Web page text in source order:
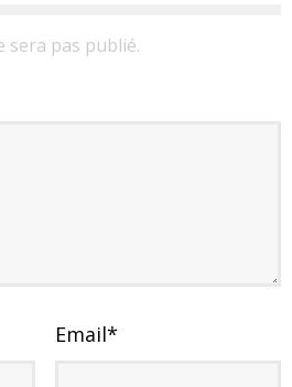
sera pas publié.
Email*